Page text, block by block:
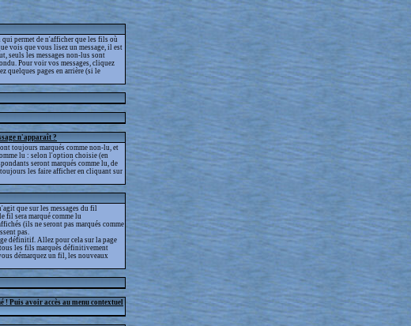
permet de n'afficher que les fils où
vois que vous lisez un message, il est
seuls les messages non-lus sont
Pour voir vos messages, cliquez
quelques pages en arrière (si le
n'apparaît ?
toujours marqués comme non-lu, et
lu : selon l'option choisie (en
seront marqués comme lu, de
les faire afficher en cliquant sur
que sur les messages du fil
fil sera marqué comme lu
(ils ne seront pas marqués comme
pas.
définitif. Allez pour cela sur la page
les fils marqués définitivement
démarquez un fil, les nouveaux
Puis avoir accès au menu contextuel